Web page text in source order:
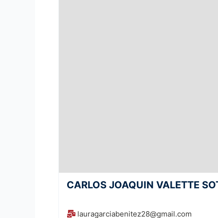
CARLOS JOAQUIN VALETTE
lauragarciabenitez28@gmail.com